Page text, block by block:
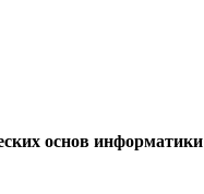
основ информатики